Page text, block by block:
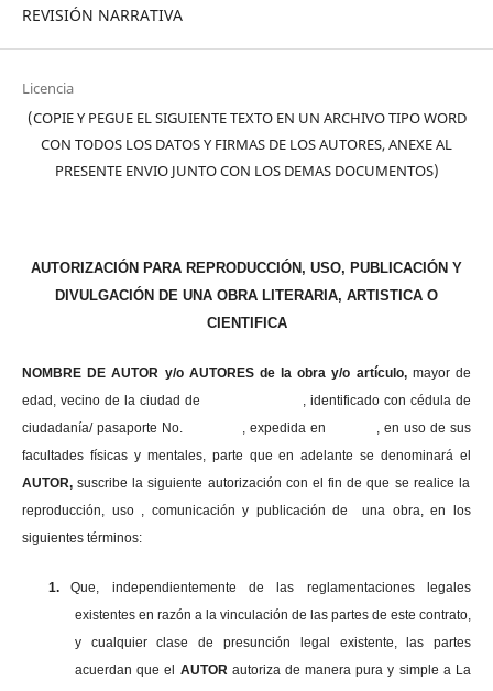
REVISIÓN NARRATIVA
Licencia
(COPIE Y PEGUE EL SIGUIENTE TEXTO EN UN ARCHIVO TIPO WORD
CON TODOS LOS DATOS Y FIRMAS DE LOS AUTORES, ANEXE AL
PRESENTE ENVIO JUNTO CON LOS DEMAS DOCUMENTOS)
AUTORIZACIÓN PARA REPRODUCCIÓN, USO, PUBLICACIÓN Y
DIVULGACIÓN DE UNA OBRA LITERARIA, ARTISTICA O
CIENTIFICA
NOMBRE DE AUTOR y/o AUTORES de la obra y/o artículo, mayor de
edad, vecino de la ciudad de , identificado con cédula de
ciudadanía/ pasaporte No. , expedida en , en uso de sus
facultades físicas y mentales, parte que en adelante se denominará el
AUTOR,suscribe la siguiente autorización con el fin de que se realice la
reproducción, uso , comunicación y publicación de una obra, en los
siguientes términos:
1.
Que, independientemente de las reglamentaciones legales
existentes en razón a la vinculación de las partes de este contrato,
y cualquier clase de presunción legal existente, las partes
acuerdan que el AUTOR autoriza de manera pura y simple a La